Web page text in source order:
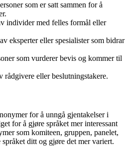
som er satt sammen for å
individer med felles formål eller
eksperter eller spesialister som bidrar
som vurderer bevis og kommer til
rådgivere eller beslutningstakere.
for å unngå gjentakelser i
for å gjøre språket mer interessant
som komiteen, gruppen, panelet,
ditt og gjøre det mer variert.